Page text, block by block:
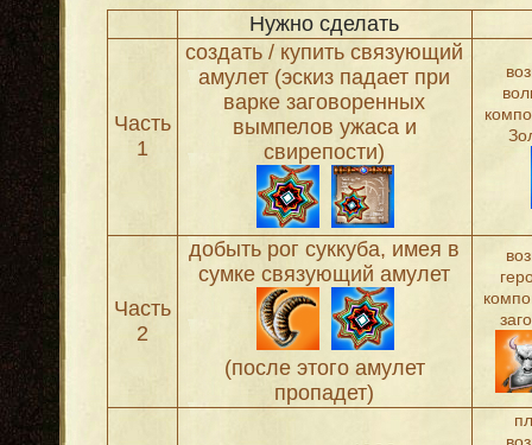
Нужно сделать
Часть
1
создать / купить связующий
амулет (эскиз падает при
варке заговоренных
вымпелов ужаса и
свирепости)
Часть
2
добыть рог суккуба, имея в
сумке связующий амулет
(после этого амулет
пропадет)